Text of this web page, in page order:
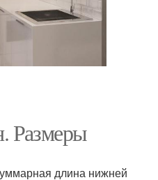
Размеры
длина нижней